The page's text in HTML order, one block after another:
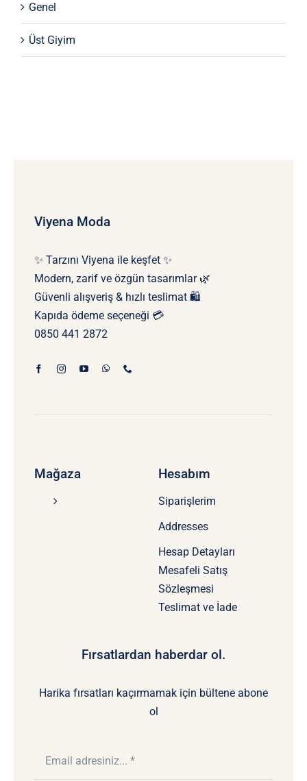
Genel
Üst Giyim
Viyena Moda
✨ Tarzını Viyena ile keşfet ✨
Modern, zarif ve özgün tasarımlar 🌿
Güvenli alışveriş & hızlı teslimat 🛍️
Kapıda ödeme seçeneği 💳
0850 441 2872
Mağaza Hesabım
Siparişlerim
Addresses
Hesap Detayları
Mesafeli Satış
Sözleşmesi
Teslimat ve İade
Fırsatlardan haberdar ol.
Harika fırsatları kaçırmamak için bültene abone
ol